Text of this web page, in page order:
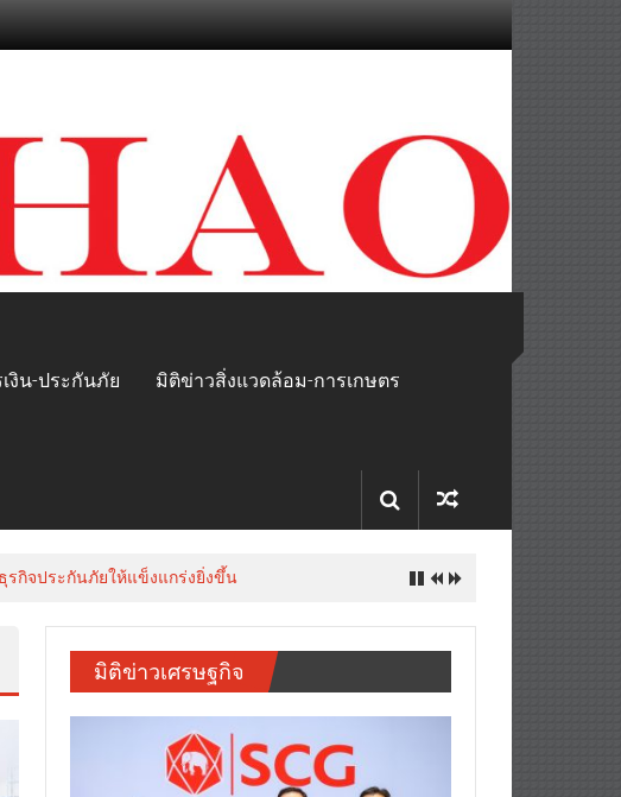
งิน-ประกันภัย มิติข่าวสิ่งแวดล้อม-การเกษตร
กิจประกันภัยให้แข็งแกร่งยิ่งขึ้น
มิติข่าวเศรษฐกิจ